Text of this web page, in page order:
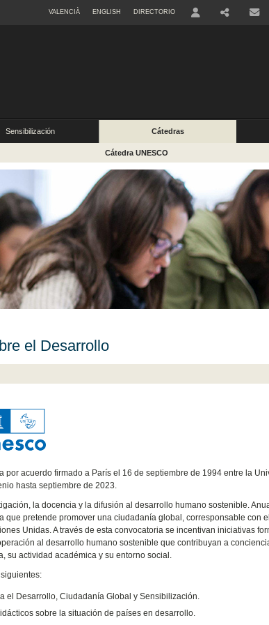
VALENCIÀ ENGLISH DIRECTORIO
Sensibilización Cátedras
Cátedra UNESCO
el Desarrollo
acuerdo firmado a París el 16 de septiembre de 1994 entre la
hasta septiembre de 2023.
la docencia y la difusión al desarrollo humano sostenible.
pretende promover una ciudadanía global, corresponsable con
Unidas. A través de esta convocatoria se incentivan iniciativas
al desarrollo humano sostenible que contribuyan a
su actividad académica y su entorno social.
el Desarrollo, Ciudadanía Global y Sensibilización.
sobre la situación de países en desarrollo.